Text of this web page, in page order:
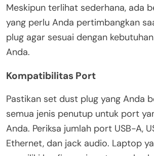
Meskipun terlihat sederhana, ada
yang perlu Anda pertimbangkan
plug agar sesuai dengan
Anda.
Kompatibilitas Port
Pastikan set dust plug yang Anda
semua jenis penutup untuk port
Anda. Periksa jumlah port USB-A,
Ethernet, dan jack audio. Laptop